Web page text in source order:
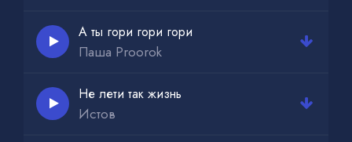
А ты гори гори гори
Паша Proorok
Не лети так жизнь
Истов